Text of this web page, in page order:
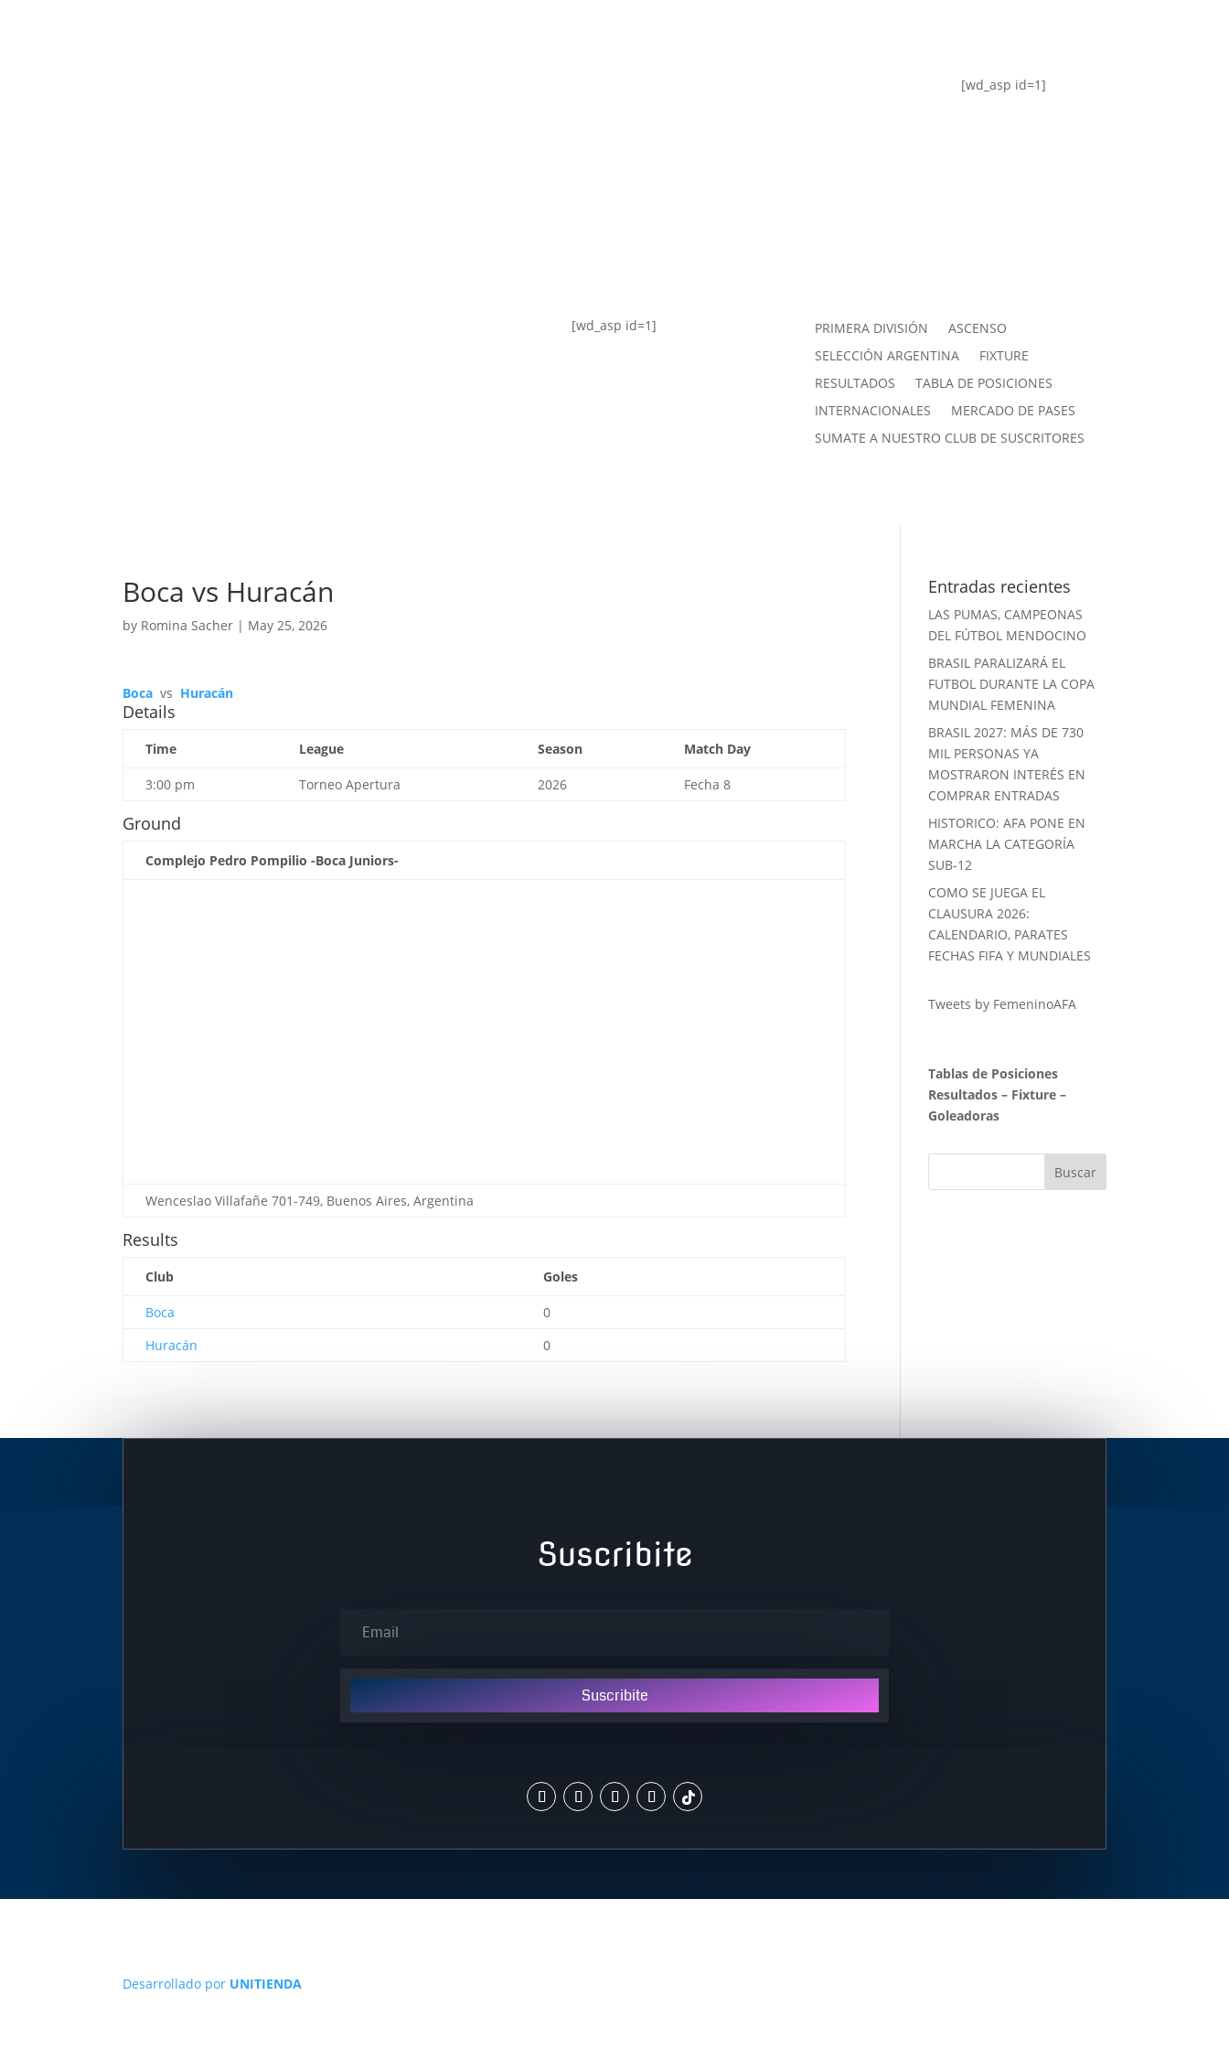
[wd_asp id=1]
[wd_asp id=1] PRIMERA DIVISIÓN
ASCENSO
SELECCIÓN ARGENTINA
FIXTURE
RESULTADOS
TABLA DE POSICIONES
INTERNACIONALES
MERCADO DE PASES
SUMATE A NUESTRO CLUB DE SUSCRITORES
Boca vs Huracán
by Romina Sacher | May 25, 2026
Boca vs Huracán
Details
Time League Season Match Day
3:00 pm Torneo Apertura 2026 Fecha 8
Ground
Complejo Pedro Pompilio -Boca Juniors-
Wenceslao Villafañe 701-749, Buenos Aires, Argentina
Results
Club Goles
Boca
0
Huracán
0
Entradas recientes
LAS PUMAS, CAMPEONAS
DEL FÚTBOL MENDOCINO
BRASIL PARALIZARÁ EL
FUTBOL DURANTE LA COPA
MUNDIAL FEMENINA
BRASIL 2027: MÁS DE 730
MIL PERSONAS YA
MOSTRARON INTERÉS EN
COMPRAR ENTRADAS
HISTORICO: AFA PONE EN
MARCHA LA CATEGORÍA
SUB-12
COMO SE JUEGA EL
CLAUSURA 2026:
CALENDARIO, PARATES
FECHAS FIFA Y MUNDIALES
Tweets by FemeninoAFA
Tablas de Posiciones
Resultados – Fixture –
Goleadoras
Suscribite
Suscribite
Desarrollado por UNITIENDA